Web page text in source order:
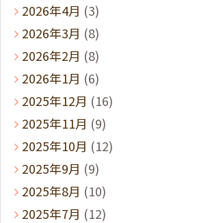
2026年4月 (3)
2026年3月 (8)
2026年2月 (8)
2026年1月 (6)
2025年12月 (16)
2025年11月 (9)
2025年10月 (12)
2025年9月 (9)
2025年8月 (10)
2025年7月 (12)